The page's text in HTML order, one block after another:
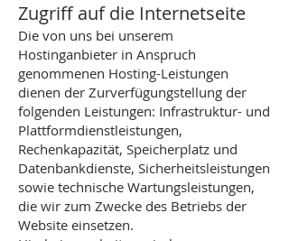
Zugriff auf die Internetseite
Die von uns bei unserem
Hostinganbieter in Anspruch
genommenen Hosting-Leistungen
dienen der Zurverfügungstellung der
folgenden Leistungen: Infrastruktur- und
Plattformdienstleistungen,
Rechenkapazität, Speicherplatz und
Datenbankdienste, Sicherheitsleistungen
sowie technische Wartungsleistungen,
die wir zum Zwecke des Betriebs der
Website einsetzen.